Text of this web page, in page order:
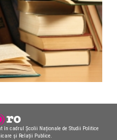
în cadrul Școlii Naționale de Studii Politice
și Relații Publice.